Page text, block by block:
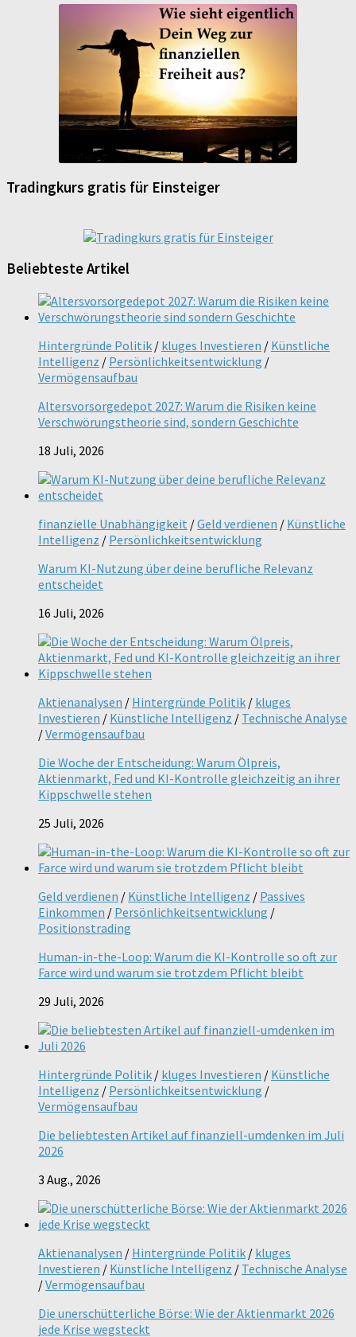
Tradingkurs gratis für Einsteiger
Beliebteste Artikel
Hintergründe Politik / kluges Investieren / Künstliche
Intelligenz / Persönlichkeitsentwicklung /
Vermögensaufbau
Altersvorsorgedepot 2027: Warum die Risiken keine
Verschwörungstheorie sind, sondern Geschichte
18 Juli, 2026
finanzielle Unabhängigkeit /Geld verdienen / Künstliche
Intelligenz / Persönlichkeitsentwicklung
Warum KI-Nutzung über deine berufliche Relevanz
entscheidet
16 Juli, 2026
Aktienanalysen / Hintergründe Politik / kluges
Investieren / Künstliche Intelligenz / Technische Analyse
/Vermögensaufbau
Die Woche der Entscheidung: Warum Ölpreis,
Aktienmarkt, Fed und KI-Kontrolle gleichzeitig an ihrer
Kippschwelle stehen
25 Juli, 2026
Geld verdienen / Künstliche Intelligenz / Passives
Einkommen / Persönlichkeitsentwicklung /
Positionstrading
Human-in-the-Loop: Warum die KI-Kontrolle so oft zur
Farce wird und warum sie trotzdem Pflicht bleibt
29 Juli, 2026
Hintergründe Politik / kluges Investieren / Künstliche
Intelligenz / Persönlichkeitsentwicklung /
Vermögensaufbau
Die beliebtesten Artikel auf finanziell-umdenken im Juli
2026
3 Aug., 2026
Aktienanalysen / Hintergründe Politik / kluges
Investieren / Künstliche Intelligenz / Technische Analyse
/Vermögensaufbau
Die unerschütterliche Börse: Wie der Aktienmarkt 2026
jede Krise wegsteckt